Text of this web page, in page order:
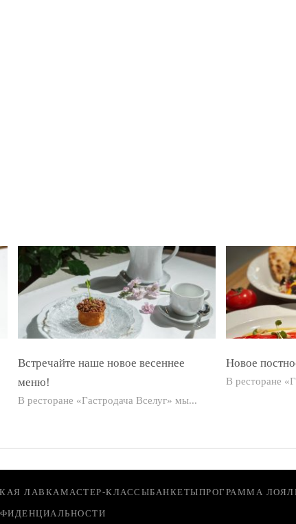
Встречайте наше новое весеннее
меню!
В ресторане «Гастродача Вселуг» мы...
Новое
В ресторане
ЛАВКАМАСТЕР-КЛАССЫБАНКЕТЫПРОГРАММА